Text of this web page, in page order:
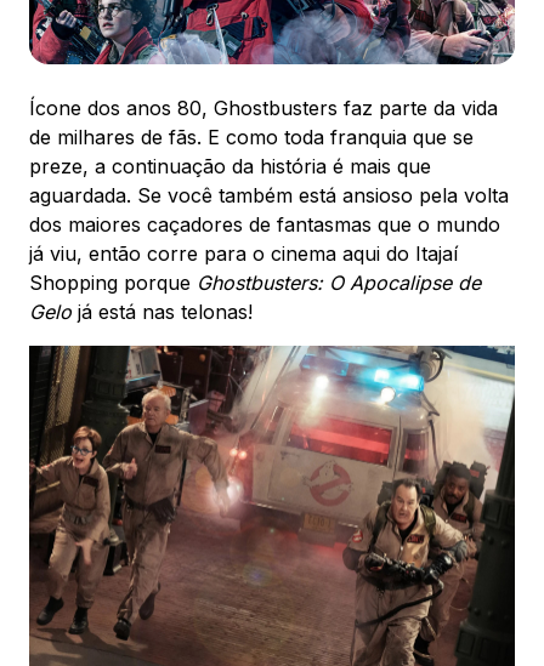
Ver local
Chamar Uber
CONTATO
(47) 3348-4609
Comodidades Eventos Cinema
Vitrine virtual
Ícone dos anos 80, Ghostbusters faz parte da vida
de milhares de fãs. E como toda franquia que se
preze, a continuação da história é mais que
aguardada. Se você também está ansioso pela volta
dos maiores caçadores de fantasmas que o mundo
já viu, então corre para o cinema aqui do Itajaí
Shopping porque Ghostbusters: O Apocalipse de
Gelo já está nas telonas!